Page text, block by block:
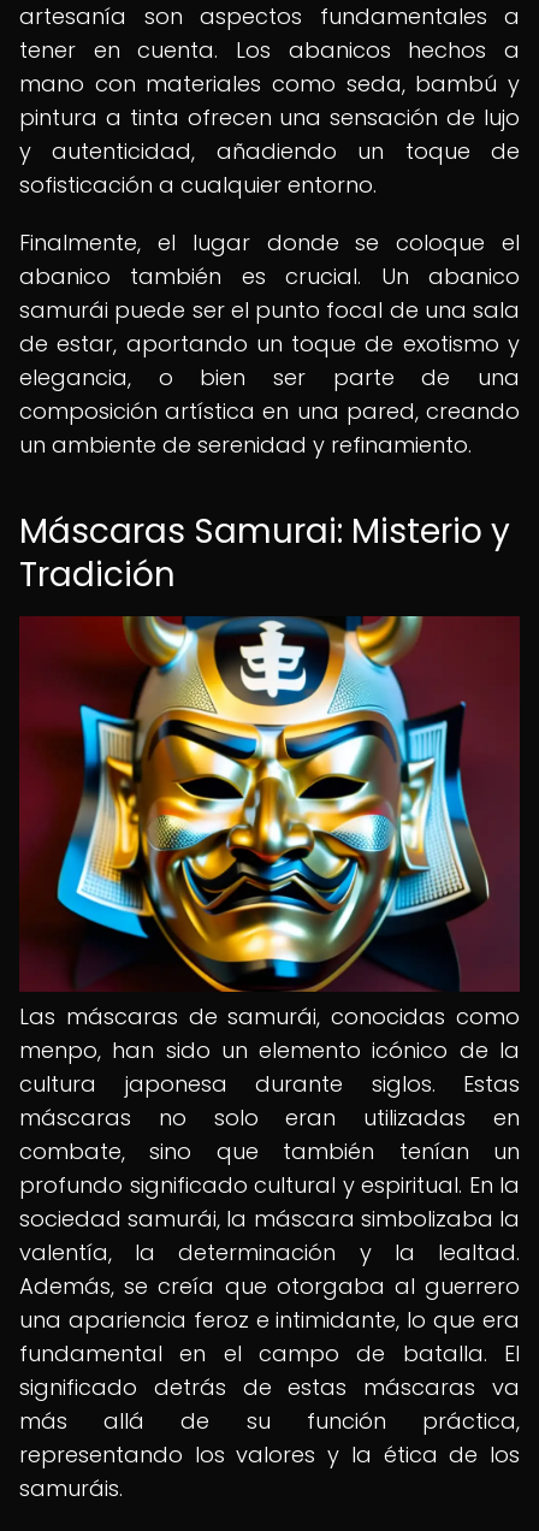
artesanía son aspectos fundamentales a
tener en cuenta. Los abanicos hechos a
mano con materiales como seda, bambú y
pintura a tinta ofrecen una sensación de lujo
y autenticidad, añadiendo un toque de
sofisticación a cualquier entorno.
Finalmente, el lugar donde se coloque el
abanico también es crucial. Un abanico
samurái puede ser el punto focal de una sala
de estar, aportando un toque de exotismo y
elegancia, o bien ser parte de una
composición artística en una pared, creando
un ambiente de serenidad y refinamiento.
Máscaras Samurai: Misterio y
Tradición
Las máscaras de samurái, conocidas como
menpo, han sido un elemento icónico de la
cultura japonesa durante siglos. Estas
máscaras no solo eran utilizadas en
combate, sino que también tenían un
profundo significado cultural y espiritual. En la
sociedad samurái, la máscara simbolizaba la
valentía, la determinación y la lealtad.
Además, se creía que otorgaba al guerrero
una apariencia feroz e intimidante, lo que era
fundamental en el campo de batalla. El
significado detrás de estas máscaras va
más allá de su función práctica,
representando los valores y la ética de los
samuráis.